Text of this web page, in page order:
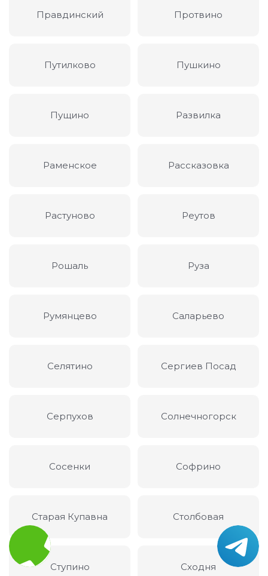
Правдинский Протвино
Путилково Пушкино
Пущино Развилка
Раменское Рассказовка
Растуново Реутов
Рошаль Руза
Румянцево Саларьево
Селятино Сергиев Посад
Серпухов Солнечногорск
Сосенки Софрино
Старая Купавна Столбовая
Ступино Сходня